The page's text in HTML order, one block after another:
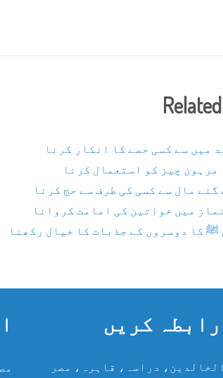
میں سے کسی حصے کا انکار کرنا
مرہون چیز کو استعمال کرنا
گئے مال سے کسی کی طرف سے حج کرنا
میں خواتین کی امامت کروانا
ﷺ کا دوسروں کے جذبات کا خیال رکھنا
رابطہ کریں
دراسہ، قاہرہ، مصر